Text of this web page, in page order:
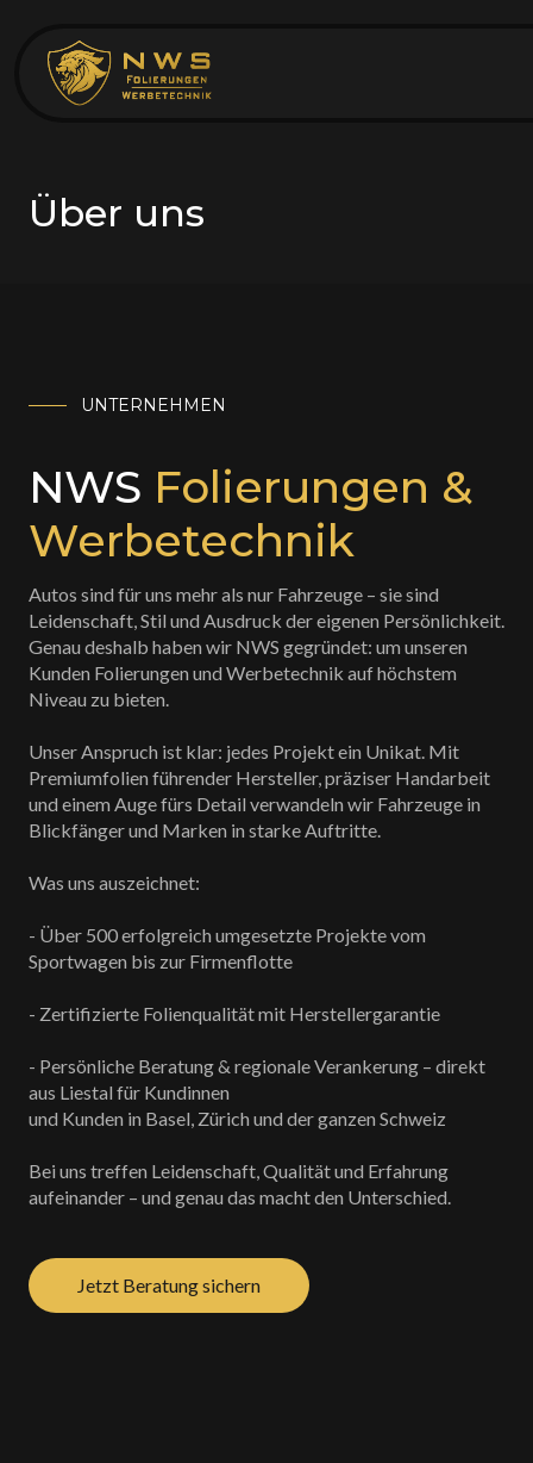
Über uns
UNTERNEHMEN
NWS Folierungen &
Werbetechnik
Autos sind für uns mehr als nur Fahrzeuge – sie sind
Leidenschaft, Stil und Ausdruck der eigenen Persönlichkeit.
Genau deshalb haben wir NWS gegründet: um unseren
Kunden Folierungen und Werbetechnik auf höchstem
Niveau zu bieten.
Unser Anspruch ist klar: jedes Projekt ein Unikat. Mit
Premiumfolien führender Hersteller, präziser Handarbeit
und einem Auge fürs Detail verwandeln wir Fahrzeuge in
Blickfänger und Marken in starke Auftritte.
Was uns auszeichnet:
- Über 500 erfolgreich umgesetzte Projekte vom
Sportwagen bis zur Firmenflotte
- Zertifizierte Folienqualität mit Herstellergarantie
- Persönliche Beratung & regionale Verankerung – direkt
aus Liestal für Kundinnen
und Kunden in Basel, Zürich und der ganzen Schweiz
Bei uns treffen Leidenschaft, Qualität und Erfahrung
aufeinander – und genau das macht den Unterschied.
Jetzt Beratung sichern